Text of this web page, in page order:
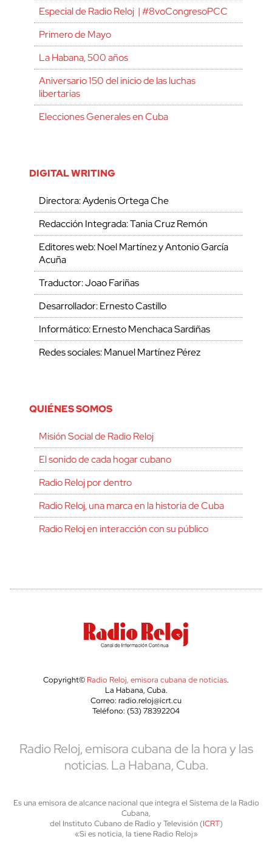
Especial de Radio Reloj | #8voCongresoPCC
Primero de Mayo
La Habana, 500 años
Aniversario 150 del inicio de las luchas
libertarias
Elecciones Generales en Cuba
DIGITAL WRITING
Directora: Aydenis Ortega Che
Redacción Integrada: Tania Cruz Remón
Editores web: Noel Martínez y Antonio García
Acuña
Traductor: Joao Fariñas
Desarrollador: Ernesto Castillo
Informático: Ernesto Menchaca Sardiñas
Redes sociales: Manuel Martínez Pérez
QUIÉNES SOMOS
Misión Social de Radio Reloj
El sonido de cada hogar cubano
Radio Reloj por dentro
Radio Reloj, una marca en la historia de Cuba
Radio Reloj en interacción con su público
Copyright© Radio Reloj, emisora cubana de noticias.
La Habana, Cuba.
Correo: radio.reloj@icrt.cu
Teléfono: (53) 78392204
Radio Reloj, emisora cubana de la hora y las
noticias. La Habana, Cuba.
Es una emisora de alcance nacional que integra el Sistema de la Radio
Cubana,
del Instituto Cubano de Radio y Televisión (ICRT)
«Si es noticia, la tiene Radio Reloj»